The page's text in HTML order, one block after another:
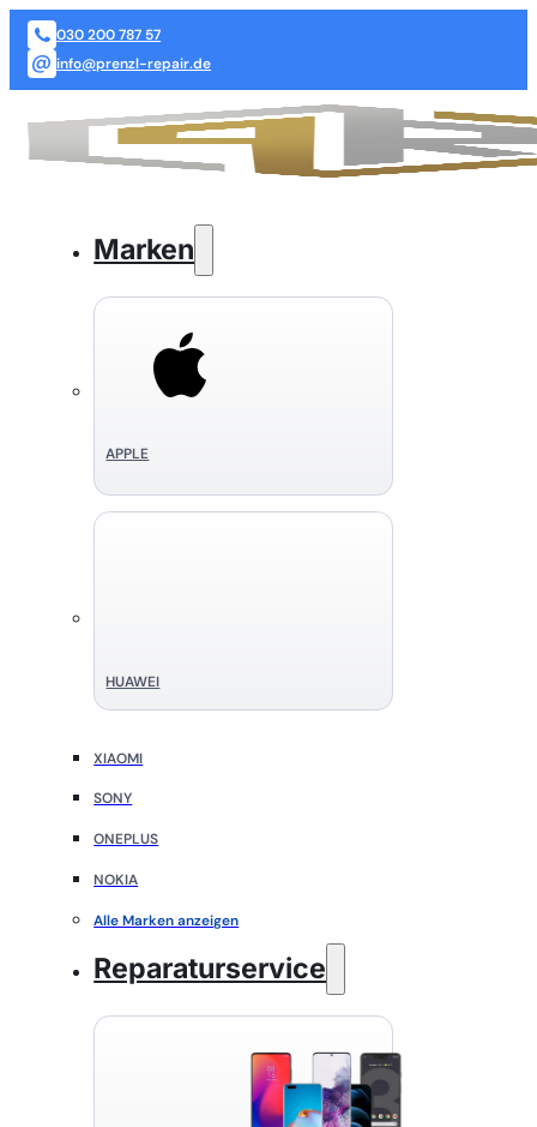
030 200 787 57
info@prenzl-repair.de
Marken
APPLE
HUAWEI
XIAOMI
SONY
ONEPLUS
NOKIA
Alle Marken anzeigen
Reparaturservice